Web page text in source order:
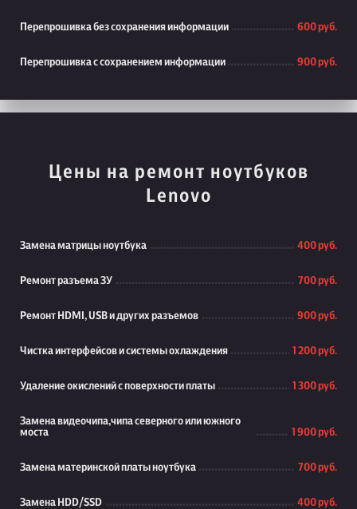
Перепрошивка без сохранения информации 600 руб.
Перепрошивка с сохранением информации 900 руб.
Цены на ремонт ноутбуков
Lenovo
Замена матрицы ноутбука 400 руб.
Ремонт разъема ЗУ 700 руб.
Ремонт HDMI, USB и других разъемов 900 руб.
Чистка интерфейсов и системы охлаждения 1 200 руб.
Удаление окислений с поверхности платы 1 300 руб.
Замена видеочипа,чипа северного или южного
моста
1 900 руб.
Замена материнской платы ноутбука 700 руб.
Замена HDD/SSD 400 руб.